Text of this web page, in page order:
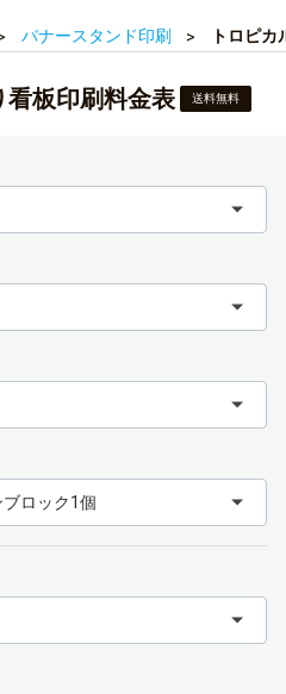
バナースタンド印刷 トロピ
看板印刷料金表 送料無料
ロック1個